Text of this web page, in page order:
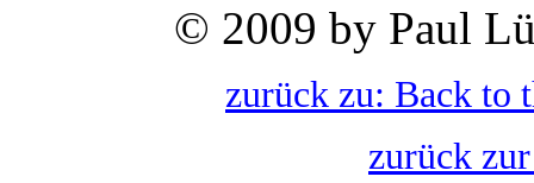
© 2009 by Paul
zurück zu: Back to
zurück